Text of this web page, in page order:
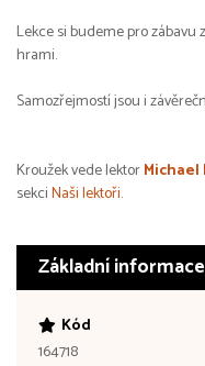
Lekce si budeme pro
hrami.
Samozřejmostí jsou i
Kroužek vede lektorMichael
sekciNaši lektoři.
Základní informace
Kód
164718